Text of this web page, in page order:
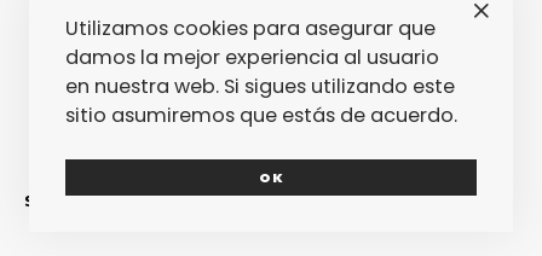
empeorando esta esquizofrenia.
SINCERAMENTE
Utilizamos cookies para asegurar que
damos la mejor experiencia al usuario
en nuestra web. Si sigues utilizando este
sitio asumiremos que estás de acuerdo.
OK